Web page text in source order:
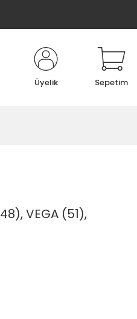
Üyelik Sepetim
VEGA (51),